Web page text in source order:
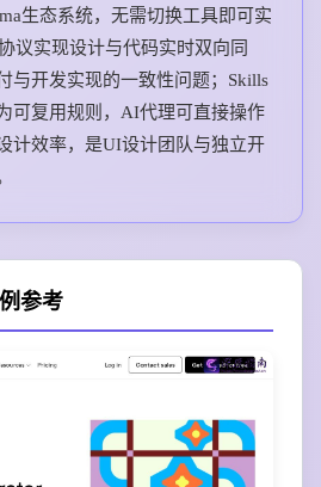
生态系统，无需切换工具即可实
议实现设计与代码实时双向同
与开发实现的一致性问题；Skills
可复用规则，AI代理可直接操作
计效率，是UI设计团队与独立开
参考